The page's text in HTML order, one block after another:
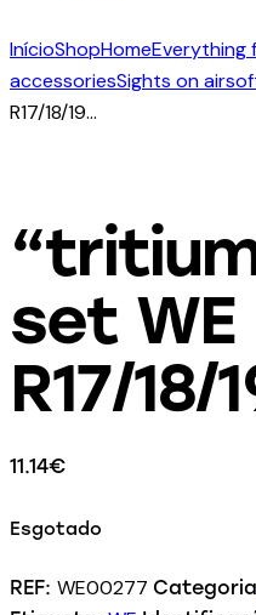
InícioShopHomeEverything
accessoriesSights on
R17/18/19…
set WE
R17/18/
11.14€
Esgotado
REF: WE00277